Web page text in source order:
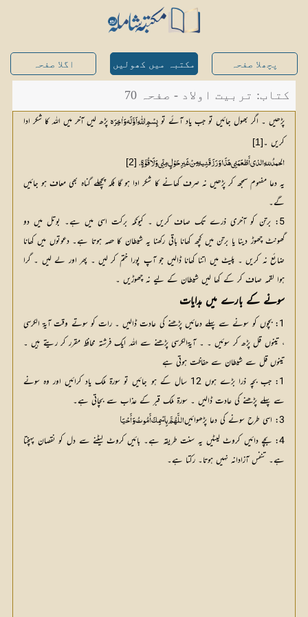
پچھلا صفحہ مکتبہ میں کھولیں اگلا صفحہ
کتاب: تربیت اولاد - صفحہ 70
پڑھیں ۔ اگر بھول جائیں تو جب یاد آئے تو بِسْمِ اللّٰهِ اَوَّلَہ وَاٰخِرَہ
کریں ۔[1]
الحمدُ للهِ الذي أَطْعَمَنِي هَذَا وَرَزَقَنِيہِ مِنْ غَيرِ حَوْلٍ مِنِّي وَلَا قُوَّةٍ. [2]
یہ دعا مفہوم سمجھ کر پڑھیں نہ صرف کھانے کا شکر ادا ہو گا بلکہ پچھلے گناہ بھی معاف ہو جائیں
گے۔
5: برتن کو آخری ذرے تک صاف کریں ۔ کیونکہ برکت اسی میں ہے۔ بوتل میں دو
گھونٹ چھوڑ دینا یا برتن میں کچھ کھانا باقی رکھنا یہ شیطان کا حصہ ہوتا ہے۔ دعوتوں میں کھانا
ضائع نہ کریں ۔ پلیٹ میں اتنا کھانا ڈالیں جو آپ پورا ختم کر لیں ۔ پھر اور لے لیں ۔ گرا
ہوا لقمہ صاف کر کے کھا لیں شیطان کے لیے نہ چھوڑیں ۔
سونے کے بارے میں ہدایات
1: بچوں کو سونے سے پہلے دعائیں پڑھنے کی عادت ڈالیں ۔ رات کو سوتے وقت آیۃ الکرسی
، تینوں قل پڑھ کر سوئیں ۔ ۔ آیۃالکرسی پڑھنے سے اللہ ایک فرشتہ محافظ مقرر کر ریتے ہیں ۔
تینوں قل سے شیطان سے حفاظت ہوتی ہے
1: جب بچہ ذرا بڑے ہوں 12 سال کے ہو جائیں تو سورۃ ملک یاد کرائیں اور وہ سونے
سے پہلے پڑھنے کی عادت ڈالیں ۔ سورۃ ملک قبر کے عذاب سے بچاتی ہے۔
3: اسی طرح سونے کی دعا پڑھوائیں
اللَّهُمَّ بِاسْمِكَ أَمُوتُ وَأَحْيَا
4: بچے دائیں کروٹ لیٹیں یہ سنت طریقہ ہے۔ بائیں کروٹ لیٹنے سے دل کو نقصان پہنچتا
ہے۔ تنفس آزادانہ نہیں ہوتا۔ رکتا ہے۔